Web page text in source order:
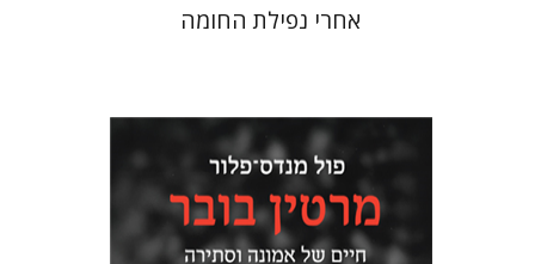
אחרי נפילת החומה
פול מנדס-פלור
מתן אורם